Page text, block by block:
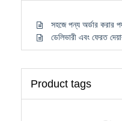
সহজে পন্য অর্ডার করার
ডেলিভারী এবং ফেরত
Product tags